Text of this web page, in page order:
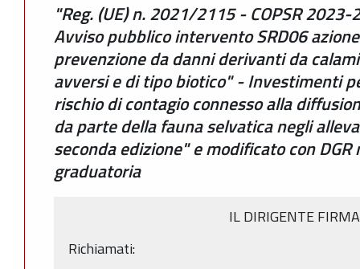
"Reg. (UE) n. 2021/2115 - COPSR
Avviso pubblico intervento SRD06
prevenzione da danni derivanti da
avversi e di tipo biotico" - Investimenti
rischio di contagio connesso alla
da parte della fauna selvatica negli
seconda edizione" e modificato con
graduatoria
IL DIRIGENTE
Richiamati: